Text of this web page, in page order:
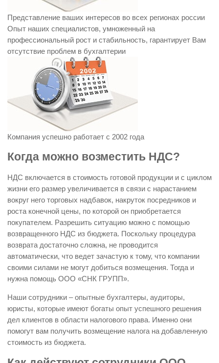
Представление ваших интересов во всех регионах россии
Опыт наших специалистов, умноженный на
профессиональный рост и стабильность, гарантирует Вам
отсутствие проблем в бухгалтерии
Компания успешно работает с 2002 года
Когда можно возместить НДС?
НДС включается в стоимость готовой продукции и с циклом
жизни его размер увеличивается в связи с нарастанием
вокруг него торговых надбавок, накруток посредников и
роста конечной цены, по которой он приобретается
покупателем. Разрешить ситуацию можно с помощью
возвращенного НДС из бюджета. Поскольку процедура
возврата достаточно сложна, не проводится
автоматически, что ведет зачастую к тому, что компании
своими силами не могут добиться возмещения. Тогда и
нужна помощь ООО «СНК ГРУПП».
Наши сотрудники – опытные бухгалтеры, аудиторы,
юристы, которые имеют богаты опыт успешного решения
дел клиентов в области налогового права. Именно они
помогут вам получить возмещение налога на добавленную
стоимость из бюджета.